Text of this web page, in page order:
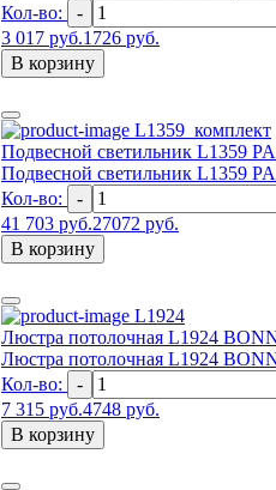
Кол-во:
-
3 017 руб.1726 руб.
В корзину
L1359_комплект
Подвесной светильник L1359
Подвесной светильник L1359
Кол-во:
-
41 703 руб.27072 руб.
В корзину
L1924
Люстра потолочная L1924
Люстра потолочная L1924
Кол-во:
-
7 315 руб.4748 руб.
В корзину